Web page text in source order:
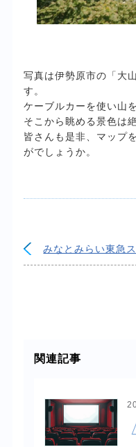
写真は伊勢原市の「大
す。
ケーブルカーを使い山
そこから眺める景色は
皆さんも是非、マップ
がでしょうか。
みなとみらい東急
関連記事